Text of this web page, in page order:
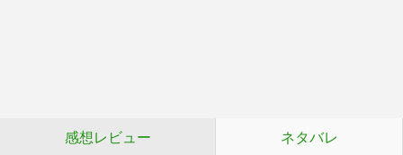
感想レビュー ネタバレ